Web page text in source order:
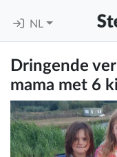
NL
Dringende
mama met 6